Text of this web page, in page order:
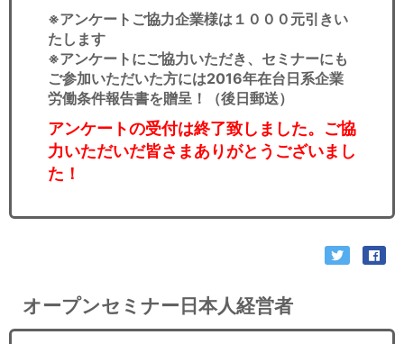
※アンケートご協力企業様は１０００元引きい
たします
※アンケートにご協力いただき、セミナーにも
ご参加いただいた方には2016年在台日系企業
労働条件報告書を贈呈！（後日郵送）
アンケートの受付は終了致しました。ご協
力いただいだ皆さまありがとうございまし
た！
オープンセミナー日本人経営者